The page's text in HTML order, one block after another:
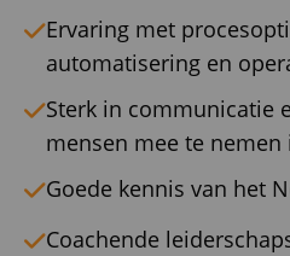
Ervaring met
automatisering en
Sterk in communicatie
mensen mee te
Goede kennis van het
Coachende